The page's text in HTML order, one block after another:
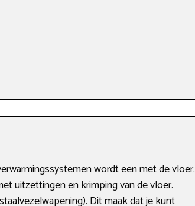
wordt een met de vloer.
uitzettingen en krimping van de vloer.
Dit maak dat je kunt